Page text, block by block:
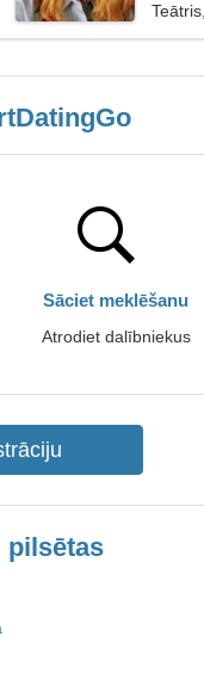
Sāciet meklēšanu
Atrodiet dalībniekus
pilsētas